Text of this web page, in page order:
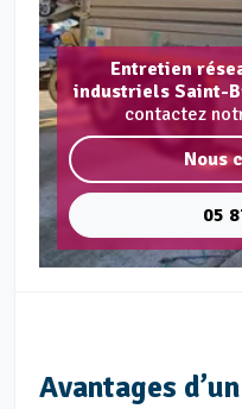
Entretien
industriels Saint-
contactez
Nous
05
Avantages